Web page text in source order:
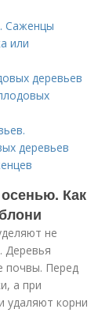
Саженцы
или
деревьев
деревьев
Как
не
Деревья
почвы. Перед
а при
удаляют корни